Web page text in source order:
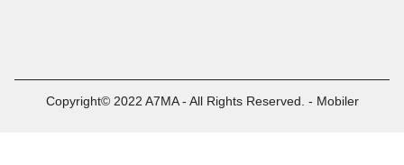
Copyright© 2022 A7MA - All Rights Reserved. - Mobiler